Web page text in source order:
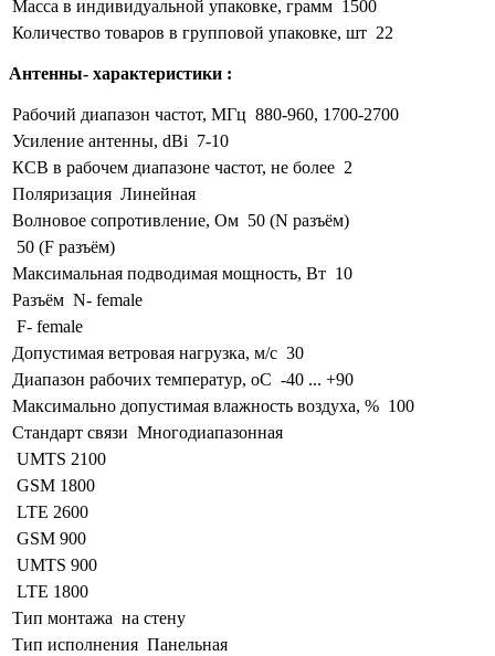
Масса в индивидуальной упаковке, грамм 1500
Количество товаров в групповой упаковке, шт 22
Антенны- характеристики :
Рабочий диапазон частот, МГц 880-960, 1700-2700
Усиление антенны, dBi 7-10
КСВ в рабочем диапазоне частот, не более 2
Поляризация Линейная
Волновое сопротивление, Ом 50 (N разъём)
50 (F разъём)
Максимальная подводимая мощность, Вт 10
Разъём N- female
F- female
Допустимая ветровая нагрузка, м/с 30
Диапазон рабочих температур, оС -40 ... +90
Максимально допустимая влажность воздуха, % 100
Стандарт связи Многодиапазонная
UMTS 2100
GSM 1800
LTE 2600
GSM 900
UMTS 900
LTE 1800
Тип монтажа на стену
Тип исполнения Панельная